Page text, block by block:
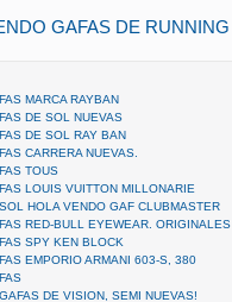
GAFAS DE RUNNING
MARCA RAYBAN
DE SOL NUEVAS
DE SOL RAY BAN
CARRERA NUEVAS.
TOUS
LOUIS VUITTON MILLONARIE
HOLA VENDO GAF CLUBMASTER
RED-BULL EYEWEAR. ORIGINALES
SPY KEN BLOCK
EMPORIO ARMANI 603-S, 380
GAFAS DE VISION, SEMI NUEVAS!